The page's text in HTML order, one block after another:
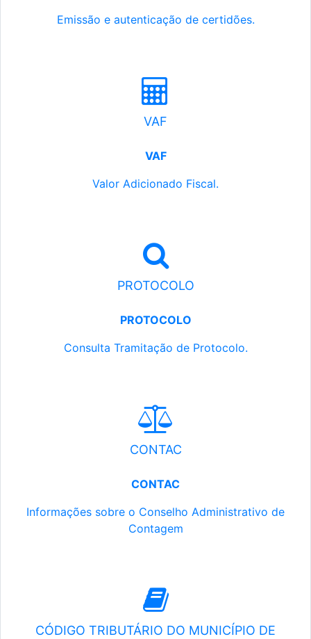
Emissão e autenticação de certidões.
VAF
VAF
Valor Adicionado Fiscal.
PROTOCOLO
PROTOCOLO
Consulta Tramitação de Protocolo.
CONTAC
CONTAC
Informações sobre o Conselho Administrativo de
Contagem
CÓDIGO TRIBUTÁRIO DO MUNICÍPIO DE